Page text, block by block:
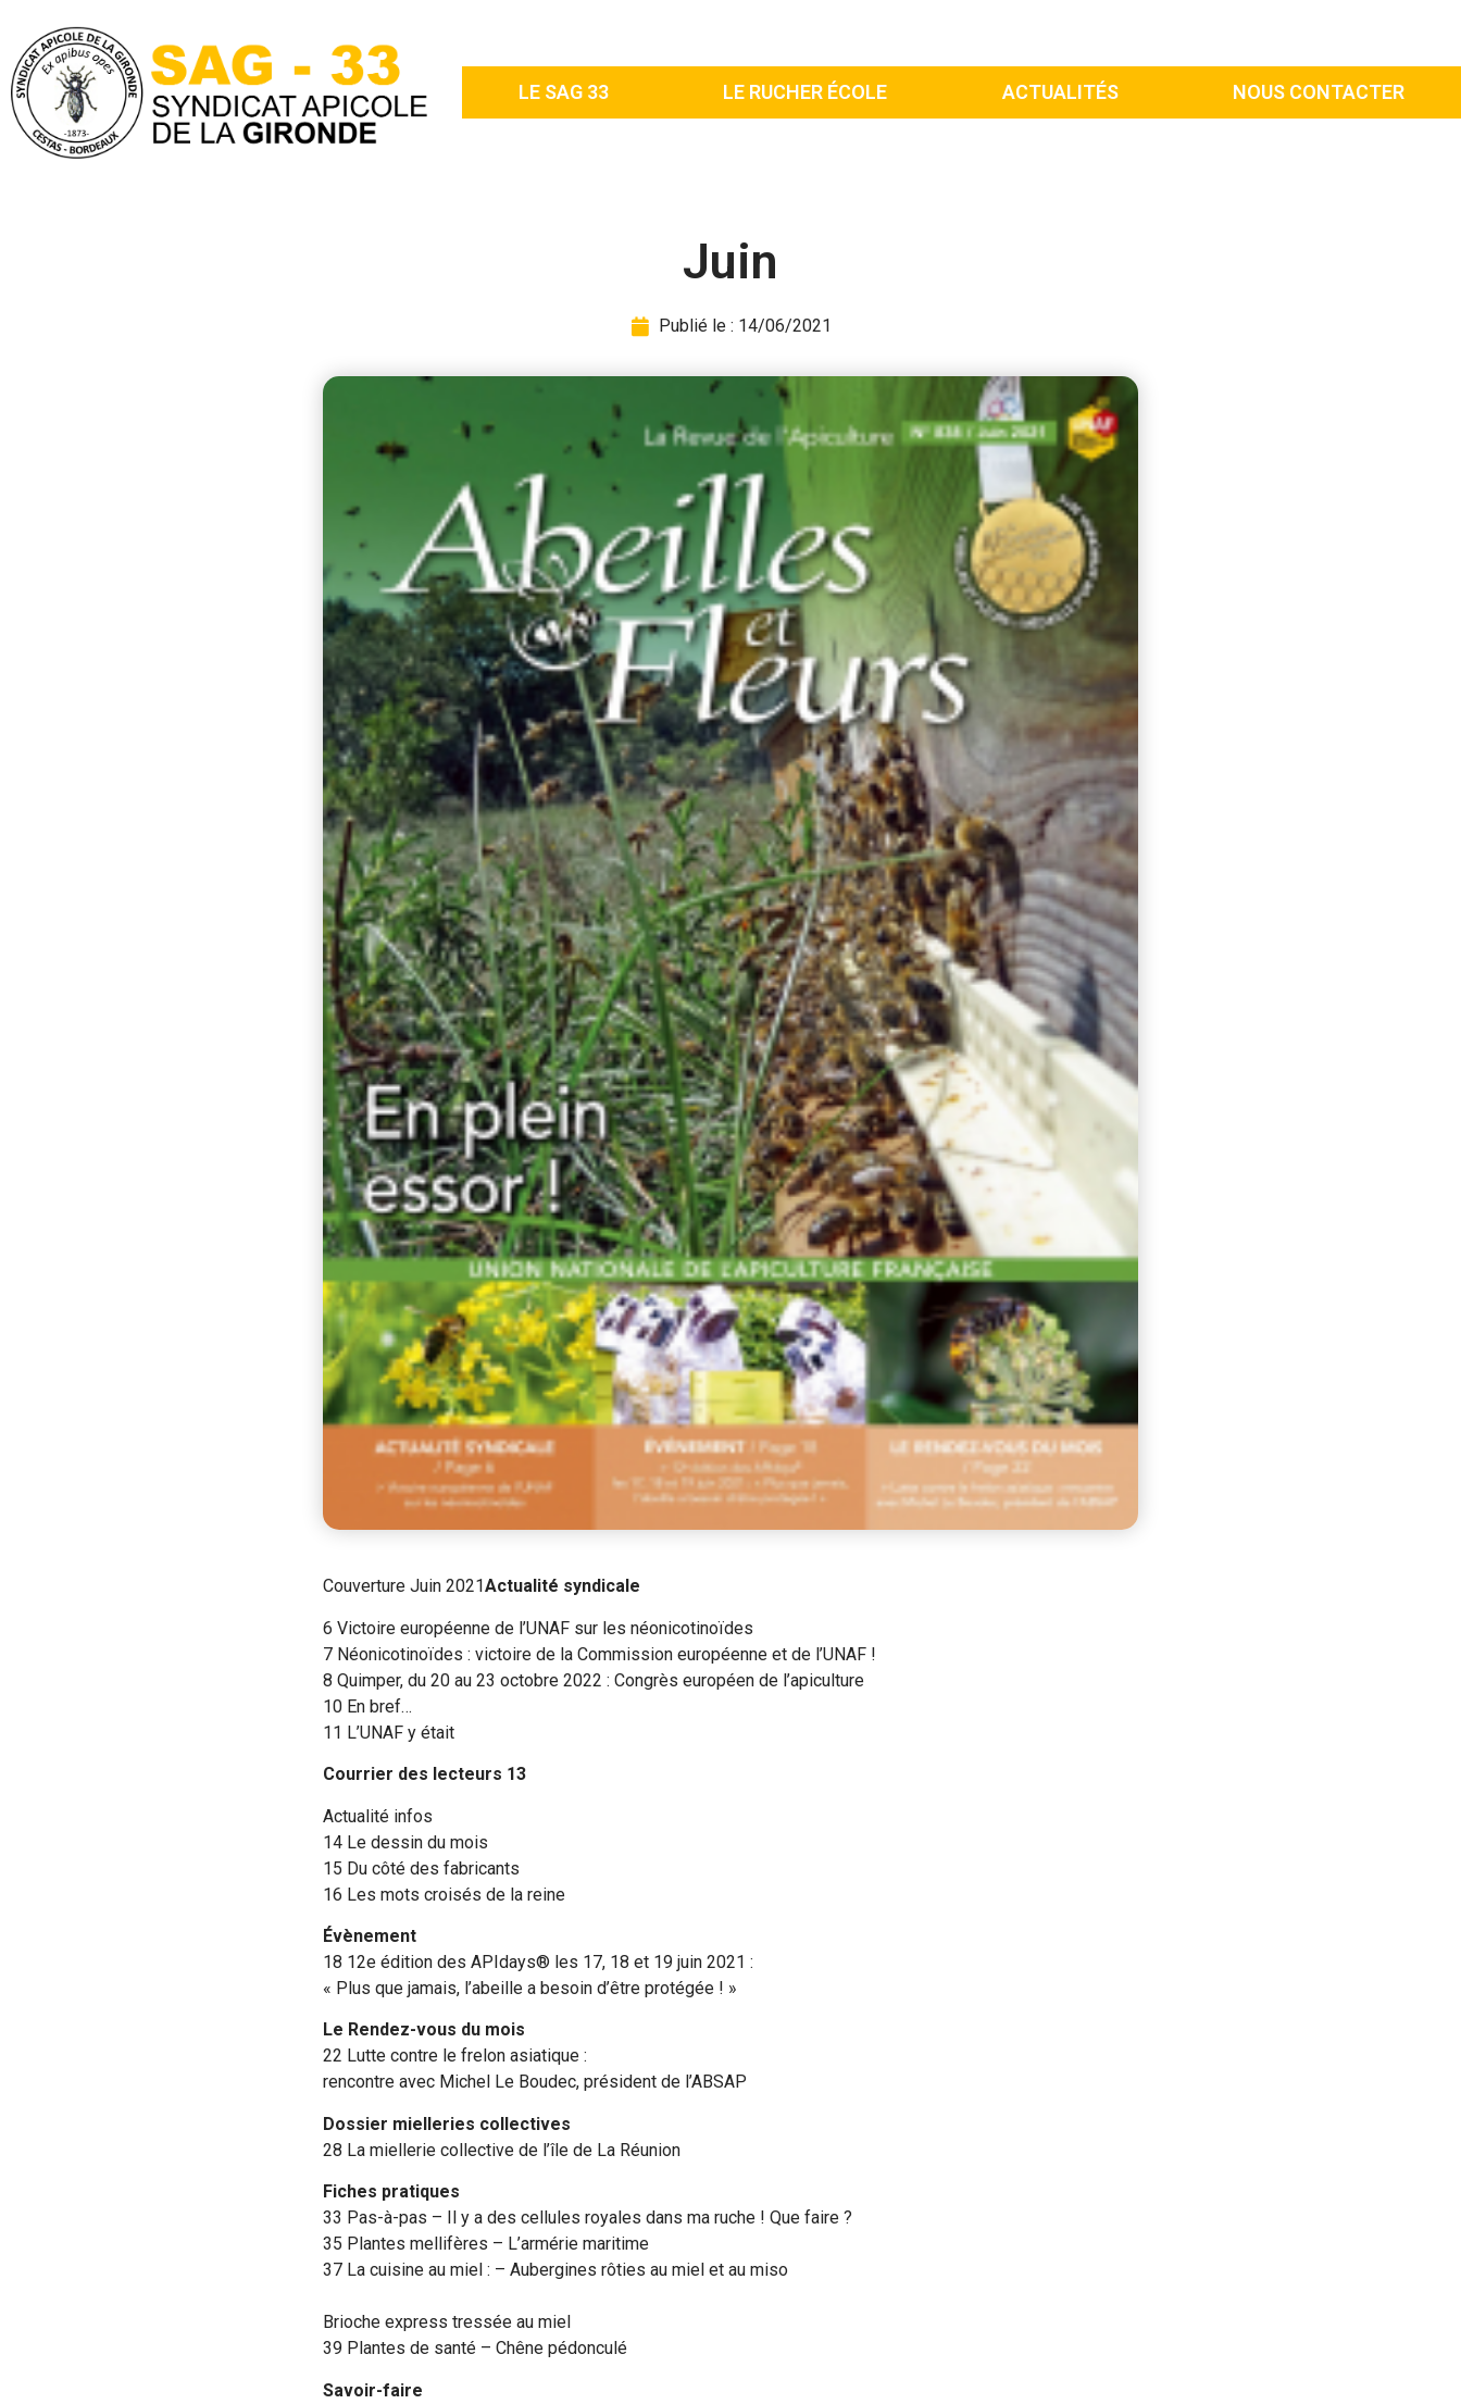
LE SAG 33 LE RUCHER ÉCOLE ACTUALITÉS NOUS CONTACTER
Juin
Publié le : 14/06/2021
Couverture Juin 2021Actualité syndicale
6 Victoire européenne de l’UNAF sur les néonicotinoïdes
7 Néonicotinoïdes : victoire de la Commission européenne et de l’UNAF !
8 Quimper, du 20 au 23 octobre 2022 : Congrès européen de l’apiculture
10 En bref…
11 L’UNAF y était
Courrier des lecteurs 13
Actualité infos
14 Le dessin du mois
15 Du côté des fabricants
16 Les mots croisés de la reine
Évènement
18 12e édition des APIdays® les 17, 18 et 19 juin 2021 :
« Plus que jamais, l’abeille a besoin d’être protégée ! »
Le Rendez-vous du mois
22 Lutte contre le frelon asiatique :
rencontre avec Michel Le Boudec, président de l’ABSAP
Dossier mielleries collectives
28 La miellerie collective de l’île de La Réunion
Fiches pratiques
33 Pas-à-pas – Il y a des cellules royales dans ma ruche ! Que faire ?
35 Plantes mellifères – L’armérie maritime
37 La cuisine au miel : – Aubergines rôties au miel et au miso
Brioche express tressée au miel
39 Plantes de santé – Chêne pédonculé
Savoir-faire